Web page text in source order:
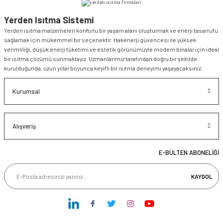
Yerden Isıtma Sistemi
Yerden ısıtma malzemeleri konforlu bir yaşam alanı oluşturmak ve enerji tasarrufu
sağlamak için mükemmel bir seçenektir. Hakenerji güvencesi ile yüksek
verimliliği, düşük enerji tüketimi ve estetik görünümüyle modern binalar için ideal
bir ısıtma çözümü sunmaktayız. Uzmanlarımız tarafından doğru bir şekilde
kurulduğunda, uzun yıllar boyunca keyifli bir ısıtma deneyimi yaşayacaksınız.
Kurumsal
Alışveriş
E-BÜLTEN ABONELİĞİ
KAYDOL